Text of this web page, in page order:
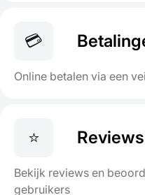
💳
Online betalen via een
⭐
Bekijk reviews en
gebruikers